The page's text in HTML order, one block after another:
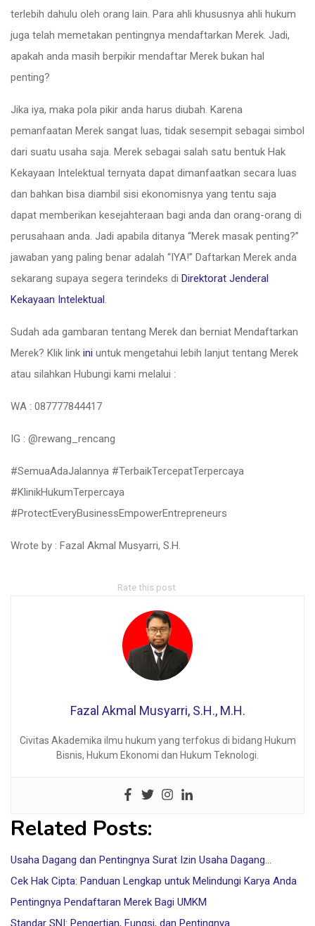
terlebih dahulu oleh orang lain. Para ahli khususnya ahli hukum
juga telah memetakan pentingnya mendaftarkan Merek. Jadi,
apakah anda masih berpikir mendaftar Merek bukan hal
penting?
Jika iya, maka pola pikir anda harus diubah. Karena
pemanfaatan Merek sangat luas, tidak sesempit sebagai simbol
dari suatu usaha saja. Merek sebagai salah satu bentuk Hak
Kekayaan Intelektual ternyata dapat dimanfaatkan secara luas
dan bahkan bisa diambil sisi ekonomisnya yang tentu saja
dapat memberikan kesejahteraan bagi anda dan orang-orang di
perusahaan anda. Jadi apabila ditanya “Merek masak penting?”
jawaban yang paling benar adalah “IYA!” Daftarkan Merek anda
sekarang supaya segera terindeks di Direktorat Jenderal
Kekayaan Intelektual.
Sudah ada gambaran tentang Merek dan berniat Mendaftarkan
Merek? Klik link ini untuk mengetahui lebih lanjut tentang Merek
atau silahkan Hubungi kami melalui :
WA : 087777844417
IG : @rewang_rencang
#SemuaAdaJalannya #TerbaikTercepatTerpercaya
#KlinikHukumTerpercaya
#ProtectEveryBusinessEmpowerEntrepreneurs
Wrote by : Fazal Akmal Musyarri, S.H.
Rate this post
Fazal Akmal Musyarri, S.H., M.H.
Civitas Akademika ilmu hukum yang terfokus di bidang Hukum
Bisnis, Hukum Ekonomi dan Hukum Teknologi.
Related Posts:
Usaha Dagang dan Pentingnya Surat Izin Usaha Dagang…
Cek Hak Cipta: Panduan Lengkap untuk Melindungi Karya Anda
Pentingnya Pendaftaran Merek Bagi UMKM
Standar SNI: Pengertian, Fungsi, dan Pentingnya…